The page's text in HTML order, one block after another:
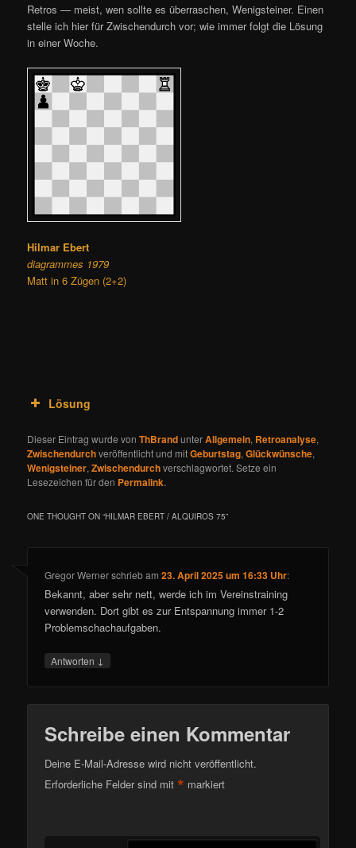
Retros — meist, wen sollte es überraschen, Wenigsteiner. Einen
stelle ich hier für Zwischendurch vor; wie immer folgt die Lösung
in einer Woche.
Hilmar Ebert
diagrammes 1979
Matt in 6 Zügen (2+2)
Lösung
Dieser Eintrag wurde vonThBrandunterAllgemein, Retroanalyse,
Zwischendurchveröffentlicht und mitGeburtstag,Glückwünsche,
Wenigsteiner,Zwischendurchverschlagwortet. Setze ein
Lesezeichen für den Permalink.
ONE THOUGHT ON “HILMAR EBERT / ALQUIROS 75”
Gregor Wernerschriebam23. April 2025 um 16:33 Uhr:
Bekannt, aber sehr nett, werde ich im Vereinstraining
verwenden. Dort gibt es zur Entspannung immer 1-2
Problemschachaufgaben.
Antworten ↓
Schreibe einen Kommentar
Deine E-Mail-Adresse wird nicht veröffentlicht.
Erforderliche Felder sind mit* markiert